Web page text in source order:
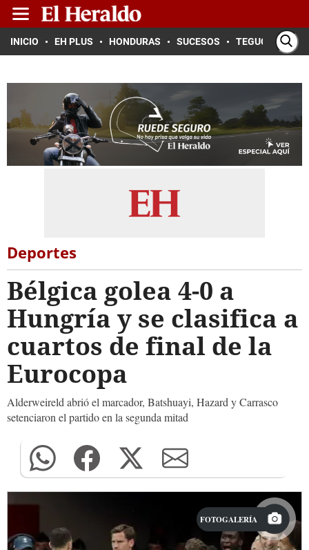
INICIO EH PLUS HONDURAS SUCESOS TEGUCIGALPA
Deportes
Bélgica golea 4-0 a
Hungría y se clasifica a
cuartos de final de la
Eurocopa
Alderweireld abrió el marcador, Batshuayi, Hazard y Carrasco
setenciaron el partido en la segunda mitad
FOTOGALERÍA